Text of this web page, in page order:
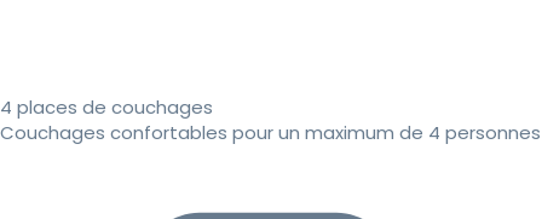
4 places de couchages
Couchages confortables pour un maximum de 4 personnes